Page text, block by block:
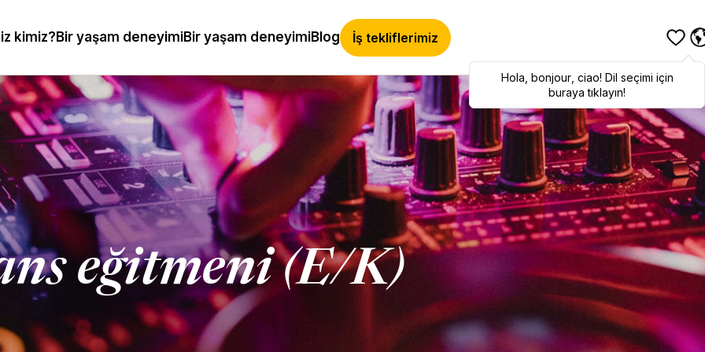
kimiz? Bir yaşam deneyimiBir yaşam deneyimiBlog İş tekliflerimiz
Hola,bonjour,ciao! To switch
languages, click here!
Hola bonjour, ciao! Dil seçimi için
buraya tıklayın!
eğitmeni (E/K)